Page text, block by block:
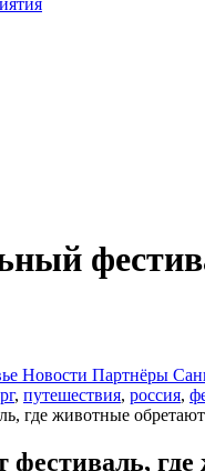
Новости Партнёры
, путешествия, россия,
фестиваль,